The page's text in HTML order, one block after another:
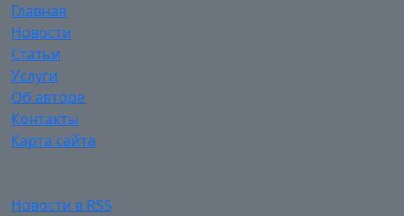
Главная
Новости
Статьи
Услуги
Об авторе
Контакты
Карта сайта
Новости в RSS